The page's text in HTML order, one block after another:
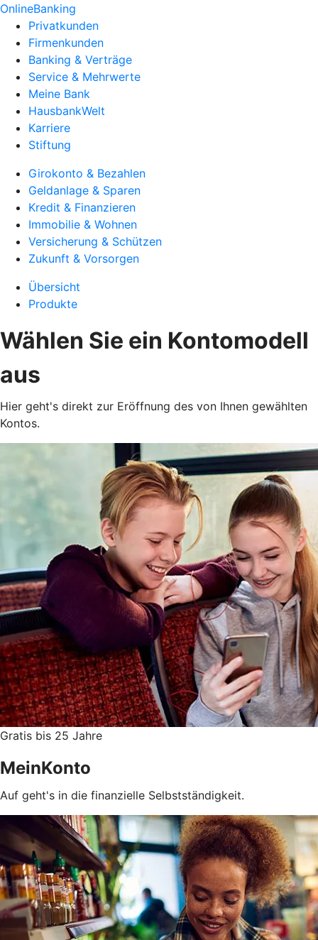
OnlineBanking
Privatkunden
Firmenkunden
Banking & Verträge
Service & Mehrwerte
Meine Bank
HausbankWelt
Karriere
Stiftung
Girokonto & Bezahlen
Geldanlage & Sparen
Kredit & Finanzieren
Immobilie & Wohnen
Versicherung & Schützen
Zukunft & Vorsorgen
Übersicht
Produkte
Wählen Sie ein Kontomodell
aus
Hier geht's direkt zur Eröffnung des von Ihnen gewählten
Kontos.
Gratis bis 25 Jahre
MeinKonto
Auf geht's in die finanzielle Selbstständigkeit.